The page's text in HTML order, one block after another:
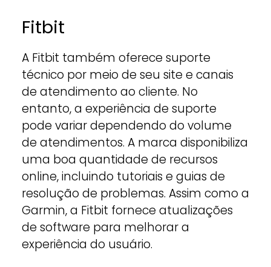
Fitbit
A Fitbit também oferece suporte
técnico por meio de seu site e canais
de atendimento ao cliente. No
entanto, a experiência de suporte
pode variar dependendo do volume
de atendimentos. A marca disponibiliza
uma boa quantidade de recursos
online, incluindo tutoriais e guias de
resolução de problemas. Assim como a
Garmin, a Fitbit fornece atualizações
de software para melhorar a
experiência do usuário.